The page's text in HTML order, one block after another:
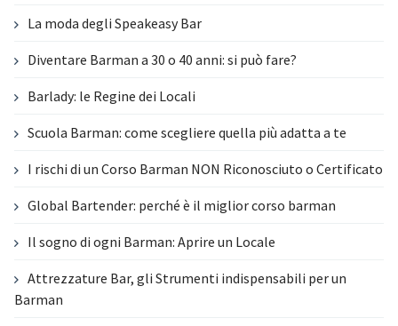
La moda degli Speakeasy Bar
Diventare Barman a 30 o 40 anni: si può fare?
Barlady: le Regine dei Locali
Scuola Barman: come scegliere quella più adatta a te
I rischi di un Corso Barman NON Riconosciuto o Certificato
Global Bartender: perché è il miglior corso barman
Il sogno di ogni Barman: Aprire un Locale
Attrezzature Bar, gli Strumenti indispensabili per un
Barman